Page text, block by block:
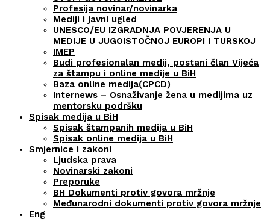
Profesija novinar/novinarka
Mediji i javni ugled
UNESCO/EU IZGRADNJA POVJERENJA U
MEDIJE U JUGOISTOČNOJ EUROPI I TURSKOJ
IMEP
Budi profesionalan medij, postani član Vijeća
za štampu i online medije u BiH
Baza online medija(CPCD)
Internews – Osnaživanje žena u medijima uz
mentorsku podršku
Spisak medija u BiH
Spisak štampanih medija u BiH
Spisak online medija u BiH
Smjernice i zakoni
Ljudska prava
Novinarski zakoni
Preporuke
BH Dokumenti protiv govora mržnje
Međunarodni dokumenti protiv govora mržnje
Eng